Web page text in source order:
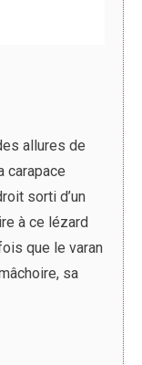
allures de
carapace
sorti d’un
à ce lézard
que le varan
sa